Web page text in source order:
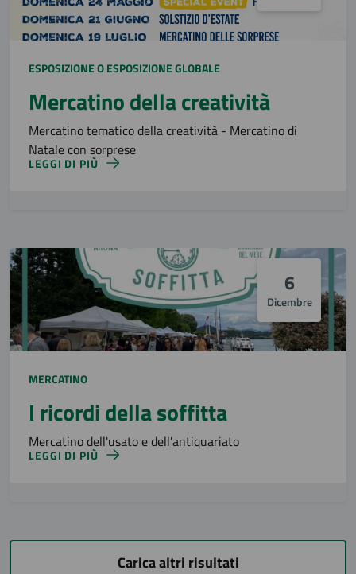
ESPOSIZIONE O ESPOSIZIONE GLOBALE
Mercatino della creatività
Mercatino tematico della creatività - Mercatino di
Natale con sorprese
LEGGI DI PIÙ
6
Dicembre
MERCATINO
I ricordi della soffitta
Mercatino dell'usato e dell'antiquariato
LEGGI DI PIÙ
Carica altri risultati